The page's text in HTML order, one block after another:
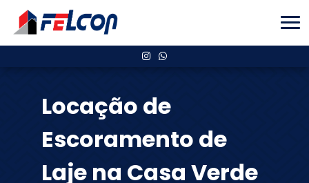
Locação de
Escoramento de
Laje na Casa Verde